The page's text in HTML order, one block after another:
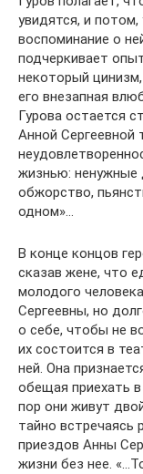
увидятся, и
воспоминание о
подчеркивает
некоторый
его внезапная
Гурова остается
Анной Сергеевной
жизнью: ненужные
обжорство,
одном»…
В конце концов
сказав жене, что
молодого
Сергеевны, но
о себе, чтобы не
их состоится в
ней. Она
обещая приехать
пор они живут
тайно встречаясь
приездов Анны
жизни без нее.